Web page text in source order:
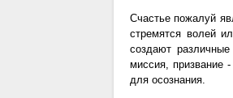
Счастье пожалуй
стремятся волей
создают
миссия, призвание
для осознания.